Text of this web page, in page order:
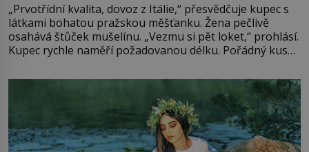
„Prvotřídní kvalita, dovoz z Itálie,“ přesvědčuje kupec s
látkami bohatou pražskou měšťanku. Žena pečlivě
osahává štůček mušelínu. „Vezmu si pět loket,“ prohlásí.
Kupec rychle naměří požadovanou délku. Pořádný kus
milostpaní. Stačí jenom na sukni,“ zhodnotí švadlena
množství růžového mušelínu. „Ošidili vás, podívejte.“